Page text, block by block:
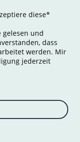
diese*
gelesen und
dass
werden. Mir
jederzeit